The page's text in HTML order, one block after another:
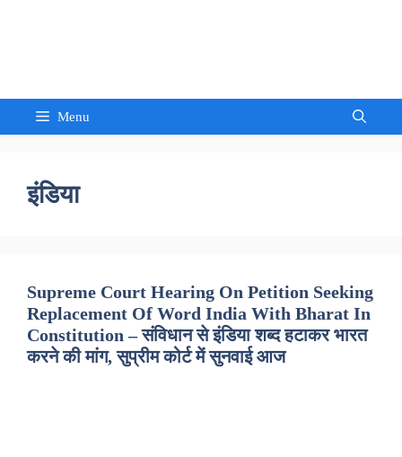
Menu
इंडिया
Supreme Court Hearing On Petition Seeking
Replacement Of Word India With Bharat In
Constitution – संविधान से इंडिया शब्द हटाकर भारत
करने की मांग, सुप्रीम कोर्ट में सुनवाई आज